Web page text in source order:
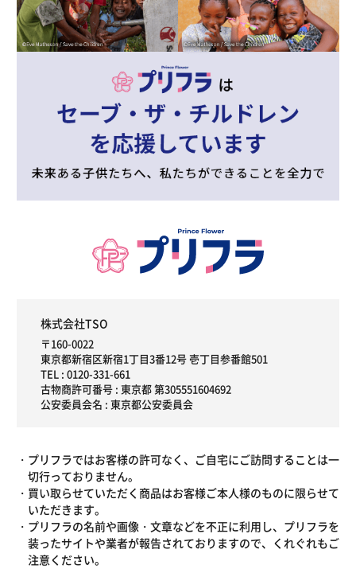
株式会社TSO
〒160-0022
東京都新宿区新宿1丁目3番12号 壱丁目参番館501
TEL : 0120-331-661
古物商許可番号 : 東京都 第305551604692
公安委員会名 : 東京都公安委員会
プリフラではお客様の許可なく、ご自宅にご訪問することは一
切行っておりません。
買い取らせていただく商品はお客様ご本人様のものに限らせて
いただきます。
プリフラの名前や画像・文章などを不正に利用し、プリフラを
装ったサイトや業者が報告されておりますので、くれぐれもご
注意ください。